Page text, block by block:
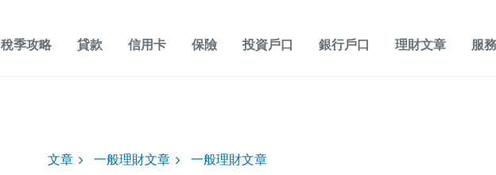
稅季攻略 貸款 信用卡 保險 投資戶口 銀行戶口 理財文章 服
文章 一般理財文章 一般理財文章